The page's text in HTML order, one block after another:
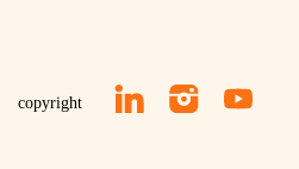
copyright